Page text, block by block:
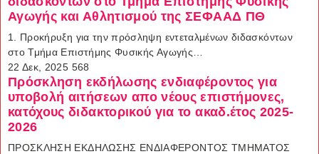
Αγωγής και Αθλητισμού της ΣΕΦΑΑΔ ΠΘ
1. Προκήρυξη για την πρόσληψη εντεταλμένων διδασκόντων
στο Τμήμα Επιστήμης Φυσικής Αγωγής…
22 Δεκ, 2025 568
Πρόσκληση εκδήλωσης ενδιαφέροντος για
υποβολή αιτήσεων απο νέους επιστήμονες,
κατόχους διδακτορικού για το ακαδ.έτος 2025-
2026
ΠΡΟΣΚΛΗΣΗ ΕΚΔΗΛΩΣΗΣ ΕΝΔΙΑΦΕΡΟΝΤΟΣ ΤΜΗΜΑΤΟΣ